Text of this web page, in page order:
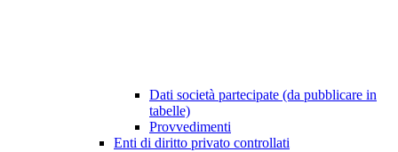
Dati società partecipate (da pubblicare in
tabelle)
Provvedimenti
Enti di diritto privato controllati